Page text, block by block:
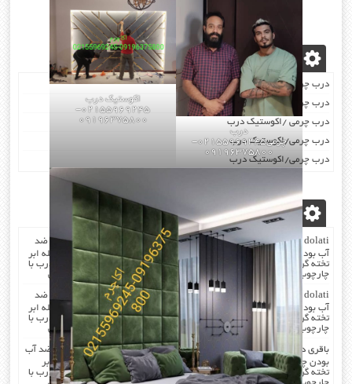
درب
چرمی02155969245-
09196375800
اکوستیک درب
02155969245-
09196375800
نوشته‌های تازه
درب چرمی/اکوستیک درب
درب چرمی/اکوستیک درب
درب چرمی /اکوستیک درب
درب چرمی/اکوستیک درب
درب چرمی/اکوستیک درب
آخرین دیدگاه‌ها
dolatiدر صدا گیر…درب اکوستیک…چرم کردن درب با مرغوب ترین چرم ضد
آب بودن چرم …در هنگام چرم کردن همه ی درز های درب و چارچوب بوسیله ابر
تخته گرفته میشود که جلوی صدا را میگیرد . کار در محل انجام میشود که درب با
چارچوب فیکس میشود۰۹۱۹۶۳۷۵۸۰۰-۰۹۳۰۷۸۰۱۷۸۸مهندس دولتی
dolati
صدا گیر…درب اکوستیک…چرم کردن درب با مرغوب ترین چرم ضد
آب بودن چرم …در هنگام چرم کردن همه ی درز های درب و چارچوب بوسیله ابر
تخته گرفته میشود که جلوی صدا را میگیرد . کار در محل انجام میشود که درب با
چارچوب فیکس میشود۰۹۱۹۶۳۷۵۸۰۰-۰۹۳۰۷۸۰۱۷۸۸مهندس دولتی
باقری در
صدا گیر…درب اکوستیک…چرم کردن درب با مرغوب ترین چرم ضد آب
بودن چرم …در هنگام چرم کردن همه ی درز های درب و چارچوب بوسیله ابر
تخته گرفته میشود که جلوی صدا را میگیرد . کار در محل انجام میشود که درب با